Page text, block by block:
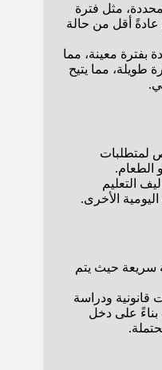
مثل فترة
عادةً أقل من حالة
بفترة معينة، مما
طويلة، مما يتيح
لمتطلبات
الطعام.
التعليم
الأخرى.
سريعة حيث يتم
قانونية ودراسة
بناءً على دخل